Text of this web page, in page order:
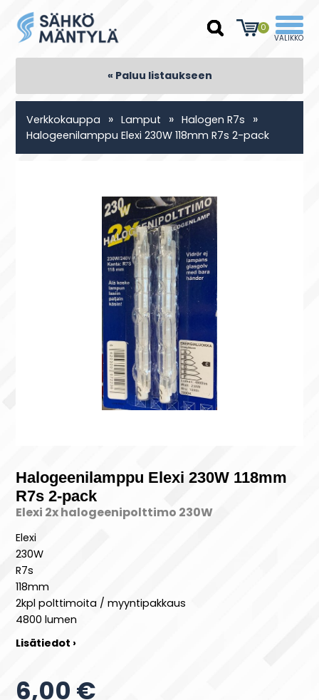
0
« Paluu listaukseen
Verkkokauppa » Lamput » Halogen R7s »
Halogeenilamppu Elexi 230W 118mm R7s 2-pack
Halogeenilamppu Elexi 230W 118mm
R7s 2-pack
Elexi 2x halogeenipolttimo 230W
Elexi
230W
R7s
118mm
2kpl polttimoita / myyntipakkaus
4800 lumen
Lisätiedot ›
6,00 €